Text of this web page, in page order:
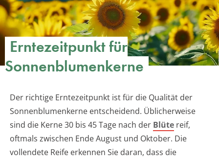
Erntezeitpunkt für
Sonnenblumenkerne
Der richtige Erntezeitpunkt ist für die Qualität der
Sonnenblumenkerne entscheidend. Üblicherweise
sind die Kerne 30 bis 45 Tage nach der Blüte reif,
oftmals zwischen Ende August und Oktober. Die
vollendete Reife erkennen Sie daran, dass die